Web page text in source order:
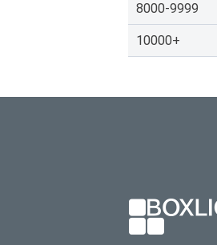
8000-9999
10000+